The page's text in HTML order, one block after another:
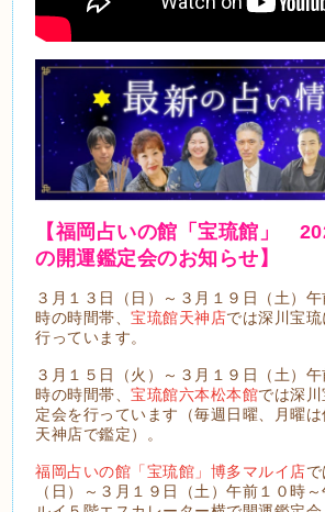
【福岡占いの館「宝琉館」
の開運鑑定会のお知らせ】
３月１３日（日）～３月１９日（土）
時の時間帯、宝琉館天神店では深川宝
行っています。
３月１５日（火）～３月１９日（土）
時の時間帯、宝琉館六本松本館では深
定会を行っています（毎週日曜、月曜
天神店で鑑定）。
福岡占いの館「宝琉館」博多マルイ店
（日）～３月１９日（土）午前１０時